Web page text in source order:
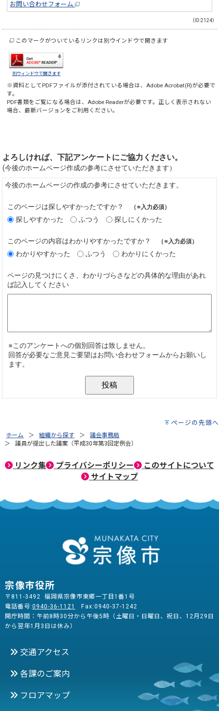
お問い合わせフォーム
（ID:2124）
このマークがついているリンクは別ウインドウで開きます
別ウィンドウで開きます
※資料としてPDFファイルが添付されている場合は、Adobe Acrobat(R)が必要で
す。
PDF書類をご覧になる場合は、Adobe Readerが必要です。正しく表示されない
場合、最新バージョンをご利用ください。
ページの先頭へ
ホーム 組織から探す
議会事務局
議員が提出した議案（平成30年第3回定例会）
リンク集 プライバシーポリシー
このサイトについて
サイトマップ
宗像市役所
〒811-3492 福岡県宗像市東郷一丁目1番1号
電話番号:0940-36-1121
Fax:0940-37-1242
開庁時間：午前8時30分から午後5時（土曜日・日曜日、祝日、12月29日
から翌年1月3日は休み）
交通アクセス
各課のご案内
フロアマップ